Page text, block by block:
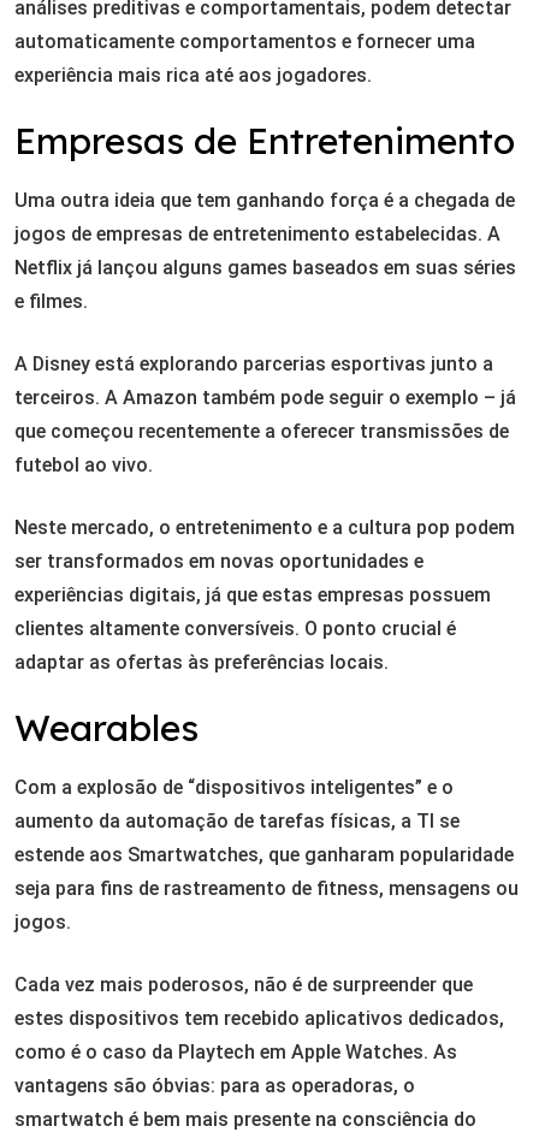
análises preditivas e comportamentais, podem detectar
automaticamente comportamentos e fornecer uma
experiência mais rica até aos jogadores.
Empresas de Entretenimento
Uma outra ideia que tem ganhando força é a chegada de
jogos de empresas de entretenimento estabelecidas. A
Netflix já lançou alguns games baseados em suas séries
e filmes.
A Disney está explorando parcerias esportivas junto a
terceiros. A Amazon também pode seguir o exemplo – já
que começou recentemente a oferecer transmissões de
futebol ao vivo.
Neste mercado, o entretenimento e a cultura pop podem
ser transformados em novas oportunidades e
experiências digitais, já que estas empresas possuem
clientes altamente conversíveis. O ponto crucial é
adaptar as ofertas às preferências locais.
Wearables
Com a explosão de “dispositivos inteligentes” e o
aumento da automação de tarefas físicas, a TI se
estende aos Smartwatches, que ganharam popularidade
seja para fins de rastreamento de fitness, mensagens ou
jogos.
Cada vez mais poderosos, não é de surpreender que
estes dispositivos tem recebido aplicativos dedicados,
como é o caso da Playtech em Apple Watches. As
vantagens são óbvias: para as operadoras, o
smartwatch é bem mais presente na consciência do